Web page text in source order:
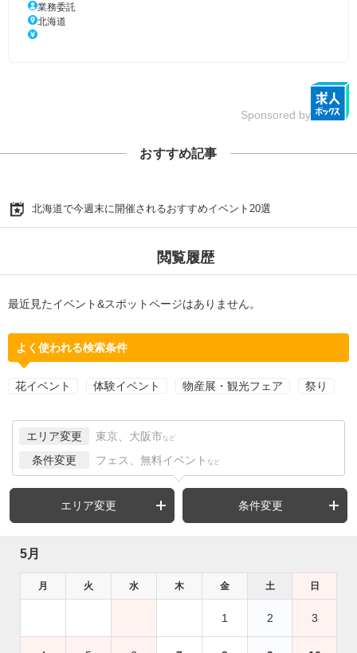
業務委託
北海道
Sponsored by
おすすめ記事
北海道で今週末に開催されるおすすめイベント20選
閲覧履歴
最近見たイベント&スポットページはありません。
よく使われる検索条件
花イベント 体験イベント 物産展・観光フェア 祭り
エリア変更 東京、大阪市 など
条件変更 フェス、無料イベント など
エリア変更 条件変更
5月
月 火 水 木 金 土 日
1 2 3